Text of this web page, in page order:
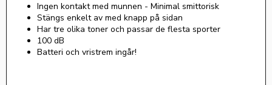
Ingen kontakt med munnen - Minimal smittorisk
Stängs enkelt av med knapp på sidan
Har tre olika toner och passar de flesta sporter
100 dB
Batteri och vristrem ingår!